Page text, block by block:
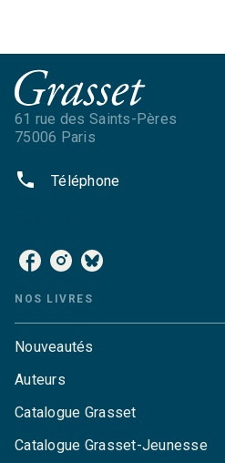
61 rue des Saints-Pères
75006 Paris
phone Téléphone
NOS LIVRES
Nouveautés
Auteurs
Catalogue Grasset
Catalogue Grasset-Jeunesse